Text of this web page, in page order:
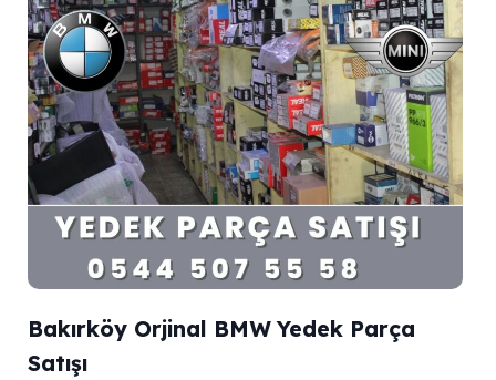
Bakırköy Orjinal BMW Yedek Parça
Satışı